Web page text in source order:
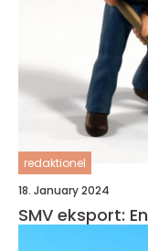
redaktionel
18. January 2024
SMV eksport: